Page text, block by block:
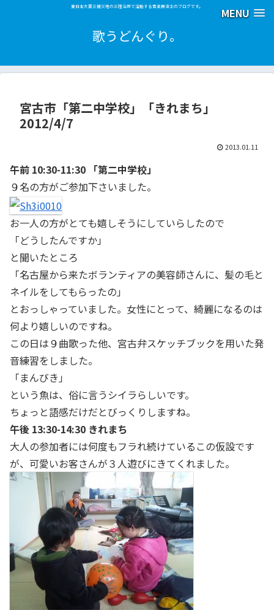
MENU
東日本大震災被災地の三陸沿岸で活動する音楽療法士のブログです。
歌うどんぐり。
宮古市「第二中学校」「きれまち」
2012/4/7
2013.01.11
午前 10:30-11:30 「第二中学校」
９名の方がご参加下さいました。
お一人の方がとても嬉しそうにしていらしたので
「どうしたんですか」
と聞いたところ
「名古屋から来たボランティアの美容師さんに、髪の毛と
ネイルをしてもらったの」
とおっしゃっていました。女性にとって、綺麗になるのは
何より嬉しいのですね。
この日は９曲歌った他、宮古弁スケッチブックを用いた発
音練習をしました。
「まんびき」
という魚は、俗に言うシイラらしいです。
ちょっと語感だけだとびっくりしますね。
午後 13:30-14:30 きれまち
大人の参加者には何度もフラれ続けているこの仮設です
が、可愛いお客さんが３人遊びにきてくれました。